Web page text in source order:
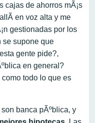
cajas de ahorros mÃ¡s
en voz alta y me
gestionadas por los
se supone que
gente pide?,
en general?
como todo lo que es
banca pÃºblica, y